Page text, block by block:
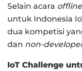
Selain acara offline
untuk Indonesia
dua kompetisi
dan non-
IoT Challenge